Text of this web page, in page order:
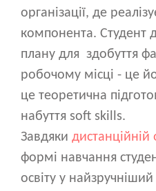
організації, де
компонента. Студент
плану для здобуття
робочому місці - це
це теоретична
набуття soft skills.
Завдяки дистанційній
формі навчання
освіту у